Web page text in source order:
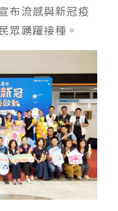
布流感與新冠疫
眾踴躍接種。